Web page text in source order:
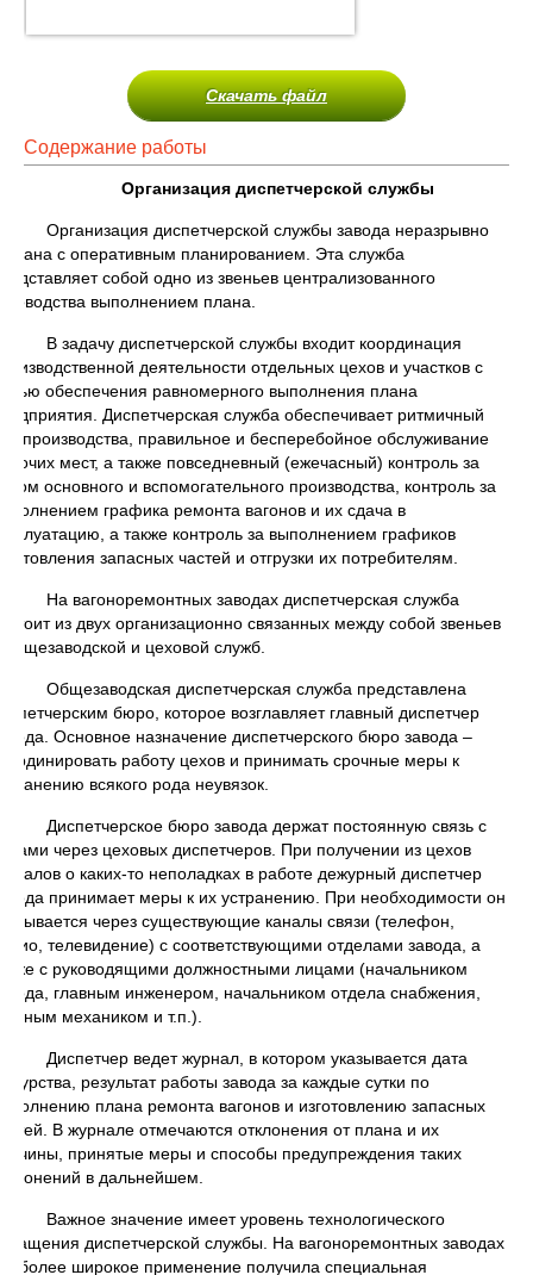
Скачать файл
Содержание работы
Организация диспетчерской службы
Организация диспетчерской службы завода неразрывно
с оперативным планированием. Эта служба
собой одно из звеньев централизованного
выполнением плана.
В задачу диспетчерской службы входит координация
деятельности отдельных цехов и участков с
обеспечения равномерного выполнения плана
Диспетчерская служба обеспечивает ритмичный
производства, правильное и бесперебойное обслуживание
мест, а также повседневный (ежечасный) контроль за
основного и вспомогательного производства, контроль за
графика ремонта вагонов и их сдача в
а также контроль за выполнением графиков
запасных частей и отгрузки их потребителям.
На вагоноремонтных заводах диспетчерская служба
из двух организационно связанных между собой звеньев
общезаводской и цеховой служб.
Общезаводская диспетчерская служба представлена
бюро, которое возглавляет главный диспетчер
Основное назначение диспетчерского бюро завода –
работу цехов и принимать срочные меры к
всякого рода неувязок.
Диспетчерское бюро завода держат постоянную связь с
через цеховых диспетчеров. При получении из цехов
о каких-то неполадках в работе дежурный диспетчер
принимает меры к их устранению. При необходимости он
через существующие каналы связи (телефон,
телевидение) с соответствующими отделами завода, а
с руководящими должностными лицами (начальником
главным инженером, начальником отдела снабжения,
механиком и т.п.).
Диспетчер ведет журнал, в котором указывается дата
результат работы завода за каждые сутки по
плана ремонта вагонов и изготовлению запасных
В журнале отмечаются отклонения от плана и их
принятые меры и способы предупреждения таких
в дальнейшем.
Важное значение имеет уровень технологического
диспетчерской службы. На вагоноремонтных заводах
широкое применение получила специальная